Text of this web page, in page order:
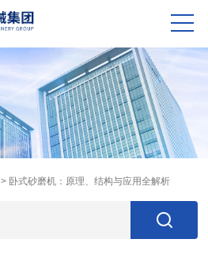
> 卧式砂磨机：原理、结构与应用全解析